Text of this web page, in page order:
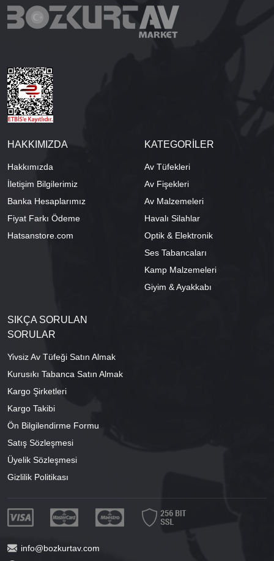
HAKKIMIZDA
Hakkımızda
İletişim Bilgilerimiz
Banka Hesaplarımız
Fiyat Farkı Ödeme
Hatsanstore.com
KATEGORİLER
Av Tüfekleri
Av Fişekleri
Av Malzemeleri
Havalı Silahlar
Optik & Elektronik
Ses Tabancaları
Kamp Malzemeleri
Giyim & Ayakkabı
SIKÇA SORULAN
SORULAR
Yivsiz Av Tüfeği Satın Almak
Kurusıkı Tabanca Satın Almak
Kargo Şirketleri
Kargo Takibi
Ön Bilgilendirme Formu
Satış Sözleşmesi
Üyelik Sözleşmesi
Gizlilik Politikası
info@bozkurtav.com